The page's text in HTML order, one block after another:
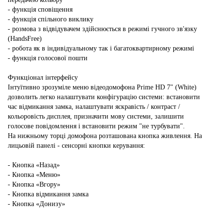
- функція сповіщення
- функція спільного виклику
- розмова з відвідувачем здійснюється в режимі гучного зв'язку
(HandsFree)
- робота як в індивідуальному так і багатоквартирному режимі
- функція голосової пошти
Функціонал інтерфейсу
Інтуїтивно зрозуміле меню відеодомофона Prime HD 7" (White)
дозволить легко налаштувати конфігурацію системи: встановити
час відмикання замка, налаштувати яскравість / контраст /
кольоровість дисплея, призначити мову системи, залишити
голосове повідомлення і встановити режим "не турбувати".
На нижньому торці домофона розташована кнопка живлення. На
лицьовій панелі - сенсорні кнопки керування:
- Кнопка «Назад»
- Кнопка «Меню»
- Кнопка «Вгору»
- Кнопка відмикання замка
- Кнопка «Донизу»